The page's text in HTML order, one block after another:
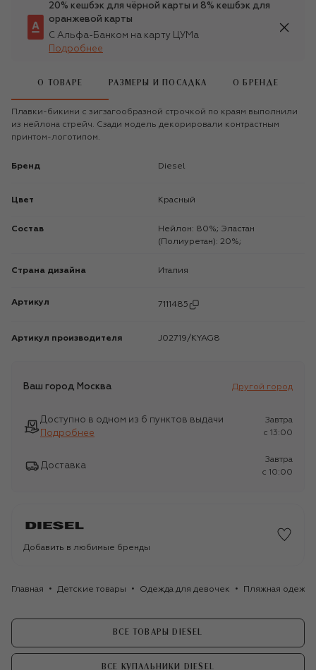
20% кешбэк для чёрной карты и 8% кешбэк для
оранжевой карты
С Альфа-Банком на карту ЦУМа
Подробнее
О ТОВАРЕ РАЗМЕРЫ И ПОСАДКА О БРЕНДЕ
Плавки-бикини с зигзагообразной строчкой по краям выполнили
из нейлона стрейч. Сзади модель декорировали контрастным
принтом-логотипом.
Бренд Diesel
Цвет Красный
Состав
Нейлон: 80%; Эластан
(Полиуретан): 20%;
Страна дизайна Италия
Артикул 7111485
Артикул производителя J02719/KYAG8
Ваш город Москва Другой город
Доступно в одном из 6 пунктов выдачи
Подробнее
Завтра
c 13:00
Доставка
Завтра
c 10:00
Добавить в любимые бренды
Главная Детские товары Одежда для девочек Пляжная
ВСЕ ТОВАРЫ DIESEL
ВСЕ КУПАЛЬНИКИ DIESEL